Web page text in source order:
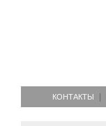
КОНТАКТЫ